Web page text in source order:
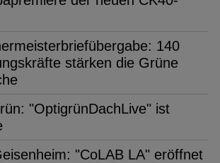
140
stärken die Grüne
"OptigrünDachLive" ist
"CoLAB LA" eröffnet